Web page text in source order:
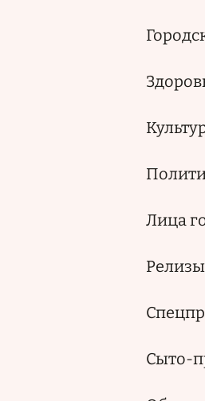
Лица
Релизы
Сыто-